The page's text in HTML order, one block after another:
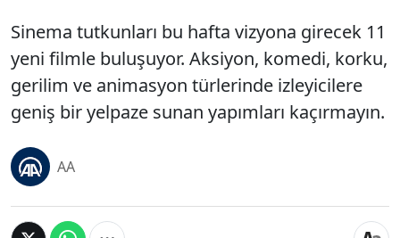
Sinema tutkunları bu hafta vizyona girecek 11
yeni filmle buluşuyor. Aksiyon, komedi, korku,
gerilim ve animasyon türlerinde izleyicilere
geniş bir yelpaze sunan yapımları kaçırmayın.
AA